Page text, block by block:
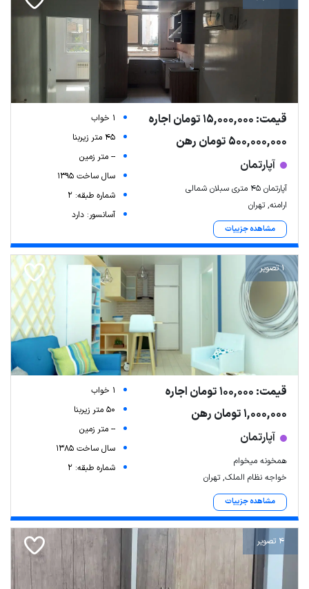
قیمت: 15,000,000 تومان اجاره
500,000,000 تومان رهن
آپارتمان
آپارتمان ۴۵ متری سبلان شمالی
ارامنه, تهران
مشاهده جزییات
1 خواب
45 متر زیربنا
-- متر زمین
سال ساخت 1395
شماره طبقه: 2
آسانسور: دارد
1 تصویر
قیمت: 100,000 تومان اجاره
1,000,000 تومان رهن
آپارتمان
همخونه میخوام
خواجه نظام الملک, تهران
مشاهده جزییات
1 خواب
50 متر زیربنا
-- متر زمین
سال ساخت 1385
شماره طبقه: 2
4 تصویر